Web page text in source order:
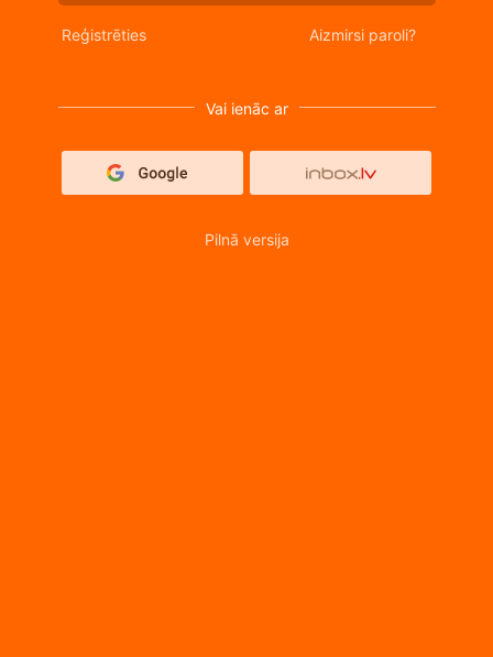
Reģistrēties Aizmirsi paroli?
Vai ienāc ar
Pilnā versija